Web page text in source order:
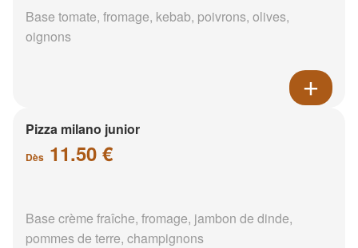
Base tomate, fromage, kebab, poivrons, olives,
oignons
Pizza milano junior
Dès 11.50 €
Base crème fraîche, fromage, jambon de dinde,
pommes de terre, champignons